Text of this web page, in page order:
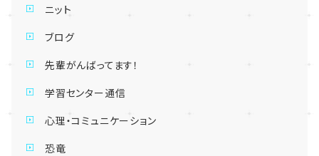
ニット
ブログ
先輩がんばってます！
学習センター通信
心理・コミュニケーション
恐竜